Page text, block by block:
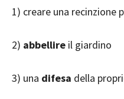
1) creare una recinzione
2) abbellire il giardino
3) una difesa della